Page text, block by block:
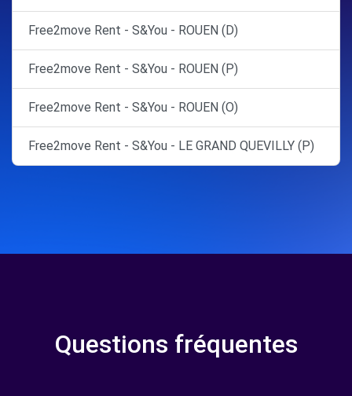
Free2move Rent - S&You - ROUEN (D)
Free2move Rent - S&You - ROUEN (P)
Free2move Rent - S&You - ROUEN (O)
Free2move Rent - S&You - LE GRAND QUEVILLY (P)
Questions fréquentes